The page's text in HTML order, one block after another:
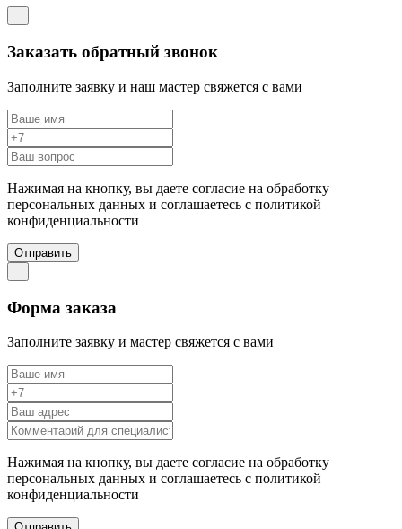
Заказать обратный звонок
Заполните заявку и наш мастер свяжется с вами
Нажимая на кнопку, вы даете согласие на обработку
персональных данных и соглашаетесь c политикой
конфиденциальности
Отправить
Форма заказа
Заполните заявку и мастер свяжется с вами
Нажимая на кнопку, вы даете согласие на обработку
персональных данных и соглашаетесь c политикой
конфиденциальности